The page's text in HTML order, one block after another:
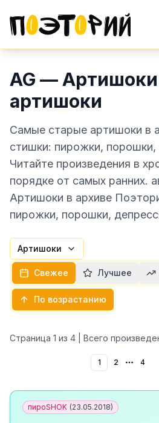
AG —
артишоки
Самые старые артишоки в
стишки: пирожки, порошки,
Читайте произведения в
порядке от самых ранних.
Артишоки в архиве
пирожки, порошки,
Артишоки
Свежее Лучшее
По возрастанию
Страница 1 из 4 | Всего
1 2 More
4
пироSHOK (23.05.2018)